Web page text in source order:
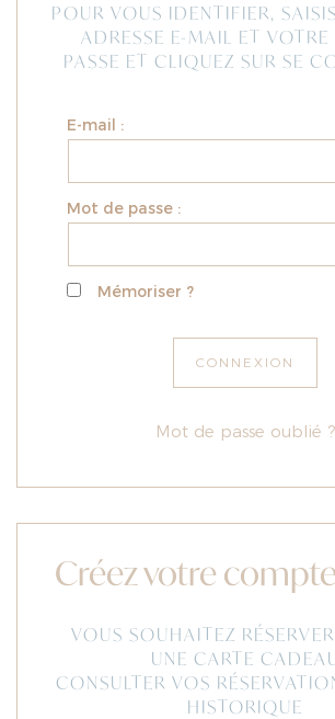
POUR VOUS IDENTIFIER,
ADRESSE E-MAIL ET
PASSE ET CLIQUEZ SUR SE
E-mail :
Mot de passe :
Mémoriser ?
Mot de passe oublié ?
Créez votre
VOUS SOUHAITEZ
UNE CARTE
CONSULTER VOS
HISTORIQUE